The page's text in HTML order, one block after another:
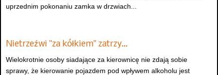
uprzednim pokonaniu zamka w drzwiach...
Nietrzeźwi "za kółkiem" zatrzy…
Wielokrotnie osoby siadające za kierownicę nie zdają sobie
sprawy, że kierowanie pojazdem pod wpływem alkoholu jest